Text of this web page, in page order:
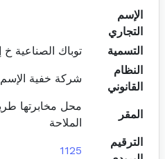
الإسم
التجاري
التسمية
توباك الصناعية خ إ
النظام
القانوني
شركة خفية الإسم
المقر
الملاحة
الترقيم
1125